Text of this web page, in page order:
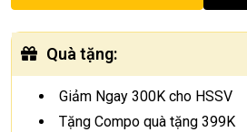
Quà tặng:
Giảm Ngay 300K cho HSSV
Tặng Compo quà tặng 399K